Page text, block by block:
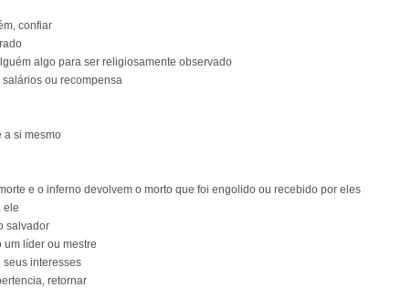
confiar
algo para ser religiosamente observado
ou recompensa
a si mesmo
e o inferno devolvem o morto que foi engolido ou recebido por eles
ele
salvador
líder ou mestre
interesses
retornar